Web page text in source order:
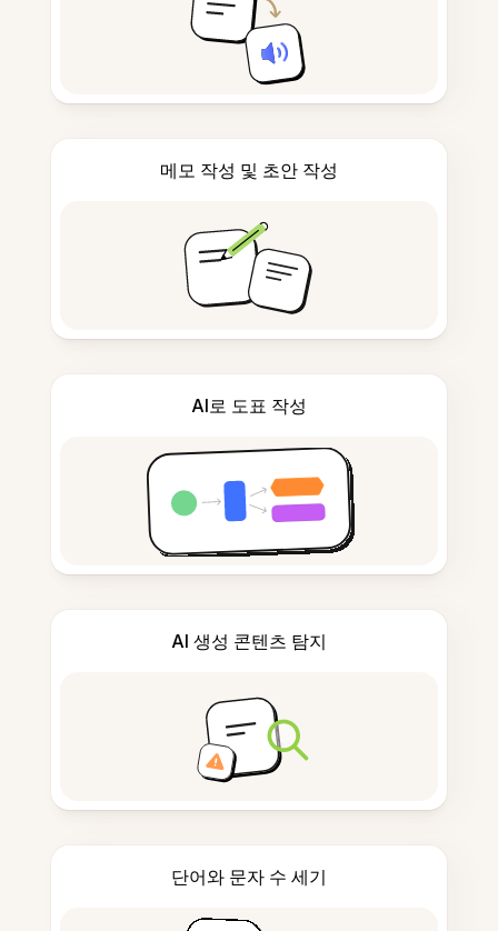
메모 작성 및 초안 작성
AI로 도표 작성
AI 생성 콘텐츠 탐지
단어와 문자 수 세기